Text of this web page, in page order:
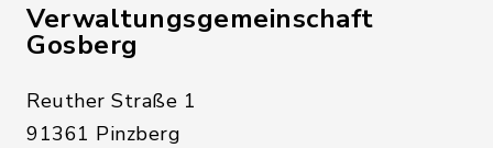
Verwaltungsgemeinschaft
Gosberg
Reuther Straße 1
91361 Pinzberg